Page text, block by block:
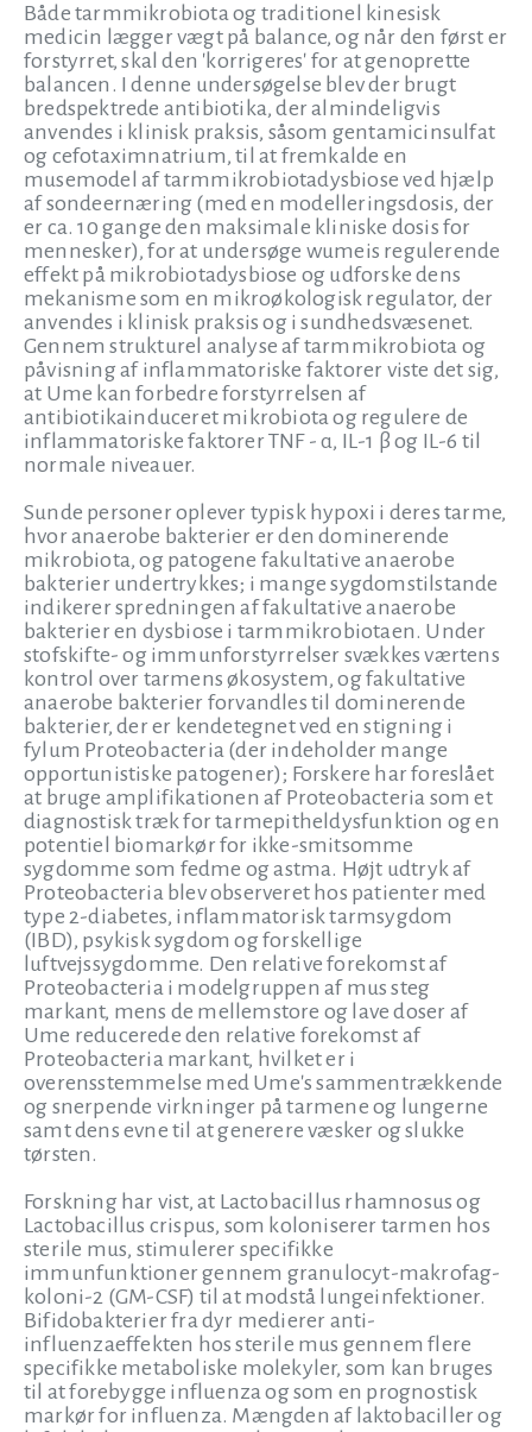
Både tarmmikrobiota og traditionel kinesisk
medicin lægger vægt på balance, og når den først er
forstyrret, skal den 'korrigeres' for at genoprette
balancen. I denne undersøgelse blev der brugt
bredspektrede antibiotika, der almindeligvis
anvendes i klinisk praksis, såsom gentamicinsulfat
og cefotaximnatrium, til at fremkalde en
musemodel af tarmmikrobiotadysbiose ved hjælp
af sondeernæring (med en modelleringsdosis, der
er ca. 10 gange den maksimale kliniske dosis for
mennesker), for at undersøge wumeis regulerende
effekt på mikrobiotadysbiose og udforske dens
mekanisme som en mikroøkologisk regulator, der
anvendes i klinisk praksis og i sundhedsvæsenet.
Gennem strukturel analyse af tarmmikrobiota og
påvisning af inflammatoriske faktorer viste det sig,
at Ume kan forbedre forstyrrelsen af
antibiotikainduceret mikrobiota og regulere de
inflammatoriske faktorer TNF - α, IL-1 β og IL-6 til
normale niveauer.
Sunde personer oplever typisk hypoxi i deres tarme,
hvor anaerobe bakterier er den dominerende
mikrobiota, og patogene fakultative anaerobe
bakterier undertrykkes; i mange sygdomstilstande
indikerer spredningen af fakultative anaerobe
bakterier en dysbiose i tarmmikrobiotaen. Under
stofskifte- og immunforstyrrelser svækkes værtens
kontrol over tarmens økosystem, og fakultative
anaerobe bakterier forvandles til dominerende
bakterier, der er kendetegnet ved en stigning i
fylum Proteobacteria (der indeholder mange
opportunistiske patogener); Forskere har foreslået
at bruge amplifikationen af Proteobacteria som et
diagnostisk træk for tarmepitheldysfunktion og en
potentiel biomarkør for ikke-smitsomme
sygdomme som fedme og astma. Højt udtryk af
Proteobacteria blev observeret hos patienter med
type 2-diabetes, inflammatorisk tarmsygdom
(IBD), psykisk sygdom og forskellige
luftvejssygdomme. Den relative forekomst af
Proteobacteria i modelgruppen af mus steg
markant, mens de mellemstore og lave doser af
Ume reducerede den relative forekomst af
Proteobacteria markant, hvilket er i
overensstemmelse med Ume's sammentrækkende
og snerpende virkninger på tarmene og lungerne
samt dens evne til at generere væsker og slukke
tørsten.
Forskning har vist, at Lactobacillus rhamnosus og
Lactobacillus crispus, som koloniserer tarmen hos
sterile mus, stimulerer specifikke
immunfunktioner gennem granulocyt-makrofag-
koloni-2 (GM-CSF) til at modstå lungeinfektioner.
Bifidobakterier fra dyr medierer anti-
influenzaeffekten hos sterile mus gennem flere
specifikke metaboliske molekyler, som kan bruges
til at forebygge influenza og som en prognostisk
markør for influenza. Mængden af laktobaciller og